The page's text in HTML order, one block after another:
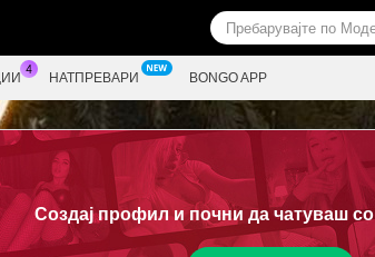
НАТПРЕВАРИ BONGO APP
Создај профил и почни да чатуваш со